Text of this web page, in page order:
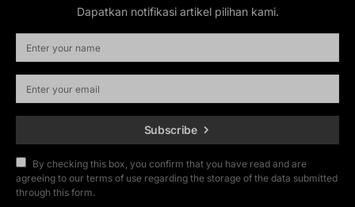
Dapatkan notifikasi artikel pilihan kami.
Subscribe
By checking this box, you confirm that you have read and are
agreeing to our terms of use regarding the storage of the data submitted
through this form.